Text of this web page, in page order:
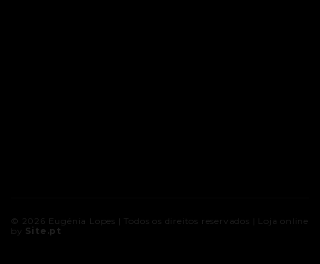
© 2026 Eugénia Lopes | Todos os direitos reservados | Loja online
by Site.pt